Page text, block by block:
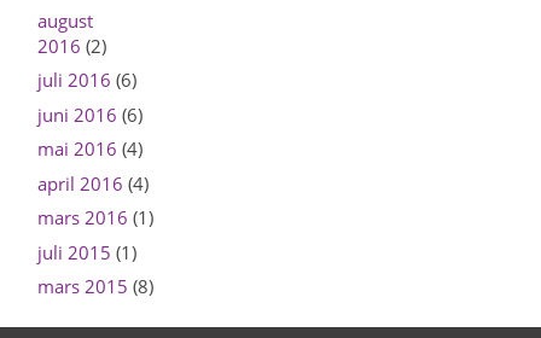
august
2016 (2)
juli 2016 (6)
juni 2016 (6)
mai 2016 (4)
april 2016 (4)
mars 2016 (1)
juli 2015 (1)
mars 2015 (8)